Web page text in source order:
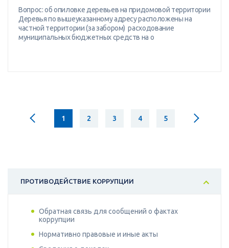
Вопрос: об опиловке деревьев на придомовой территории
Деревья по вышеуказанному адресу расположены на
частной территории (за забором) расходование
муниципальных бюджетных средств на о
1 2 3 4 5
ПРОТИВОДЕЙСТВИЕ КОРРУПЦИИ
Обратная связь для сообщений о фактах
коррупции
Нормативно правовые и иные акты